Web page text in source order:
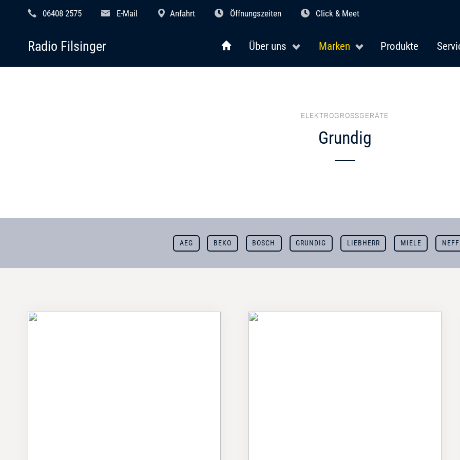
06408 2575 E-Mail Anfahrt Öffnungszeiten Click & Meet
Über uns Marken Produkte
Radio Filsinger
ELEKTROGROSSGERÄTE
Grundig
AEG BEKO BOSCH GRUNDIG LIEBHERR MIELE NEFF